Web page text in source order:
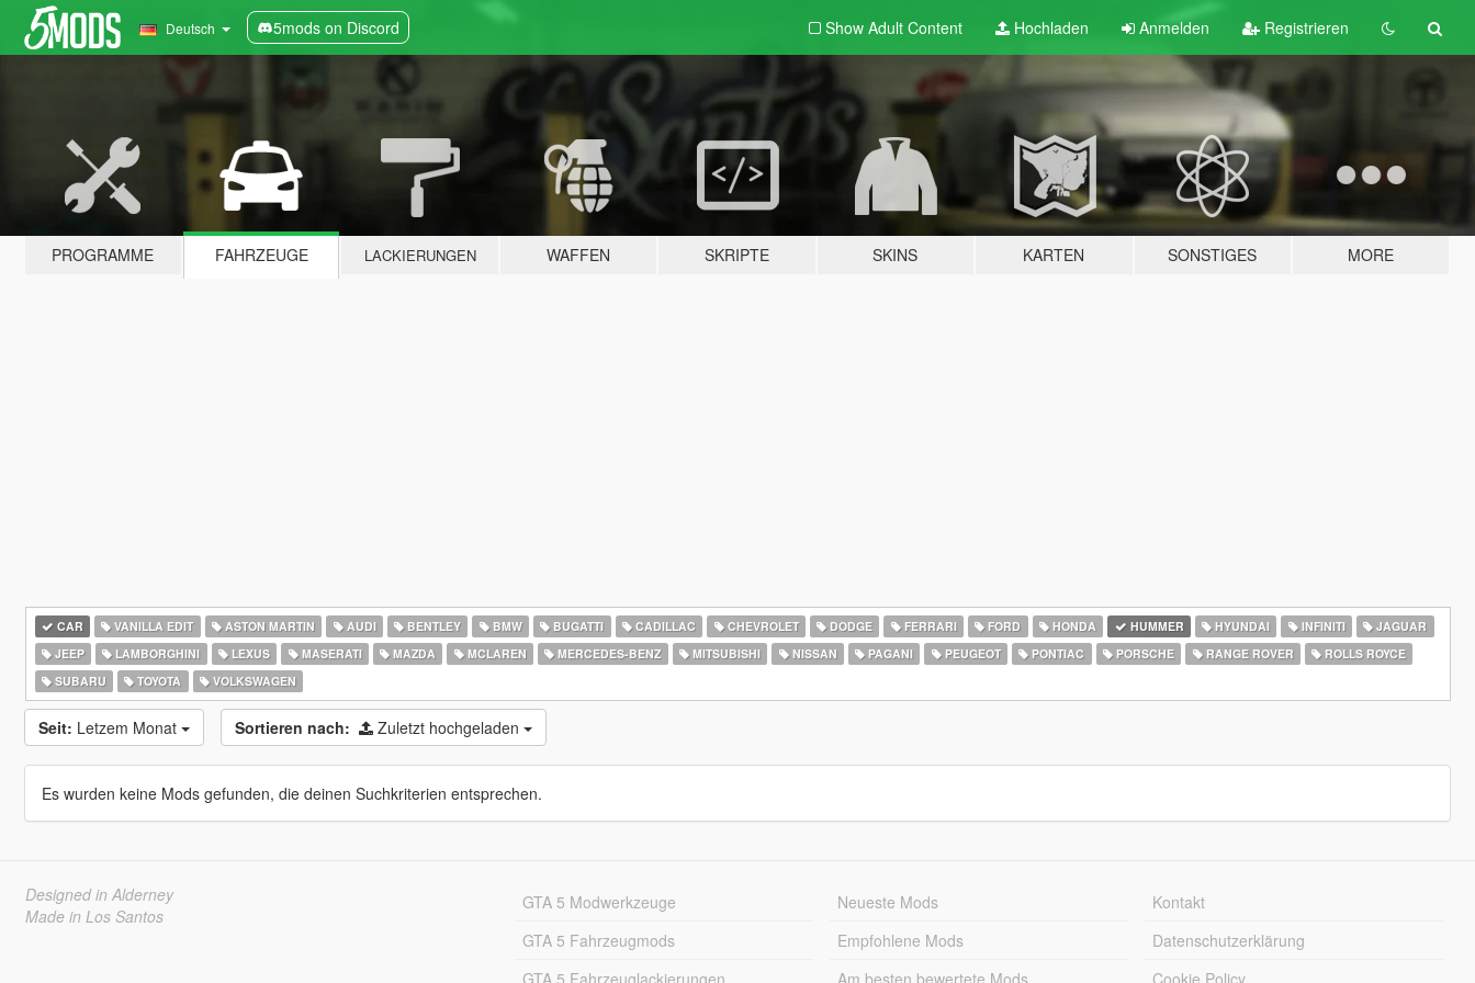
Deutsch 5mods on Discord Show Adult Content Hochladen Anmelden Registrieren
PROGRAMME FAHRZEUGE LACKIERUNGEN WAFFEN SKRIPTE SKINS KARTEN SONSTIGES MORE
CAR VANILLA EDIT ASTON MARTIN AUDI BENTLEY BMW BUGATTI CADILLAC CHEVROLET DODGE FERRARI FORD HONDA HUMMER HYUNDAI INFINITI
JAGUAR
JEEP
LAMBORGHINI LEXUS MASERATI MAZDA MCLAREN MERCEDES-BENZ MITSUBISHI NISSAN PAGANI PEUGEOT PONTIAC PORSCHE RANGE ROVER
ROLLS ROYCE
SUBARU
TOYOTA VOLKSWAGEN
Seit: Letzem Monat Sortieren nach: Zuletzt hochgeladen
Es wurden keine Mods gefunden, die deinen Suchkriterien entsprechen.
Designed in Alderney
Made in Los Santos
GTA 5 Modwerkzeuge
GTA 5 Fahrzeugmods
GTA 5 Fahrzeuglackierungen
Neueste Mods
Empfohlene Mods
Am besten bewertete Mods
Kontakt
Datenschutzerklärung
Cookie Policy